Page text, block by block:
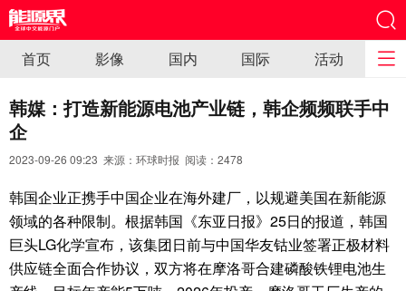
首页 影像 国内 国际 活动
韩媒：打造新能源电池产业链，韩企频频联手中
企
2023-09-26 09:23 来源：环球时报 阅读： 2478
韩国企业正携手中国企业在海外建厂，以规避美国在新能源
领域的各种限制。根据韩国《东亚日报》25日的报道，韩国
巨头LG化学宣布，该集团日前与中国华友钴业签署正极材料
供应链全面合作协议，双方将在摩洛哥合建磷酸铁锂电池生